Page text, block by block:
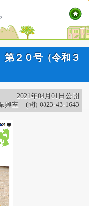
２０号（令和３
2021年04月01日公開
興室 (問) 0823-43-1643